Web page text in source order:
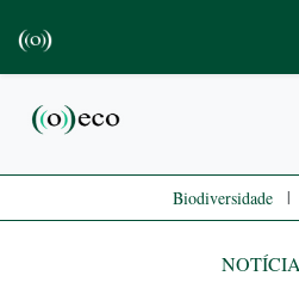
Biodiversidade |